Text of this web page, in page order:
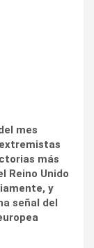
mes
más
Reino Unido
y
señal del